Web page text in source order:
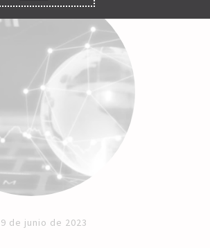
9 de junio de 2023